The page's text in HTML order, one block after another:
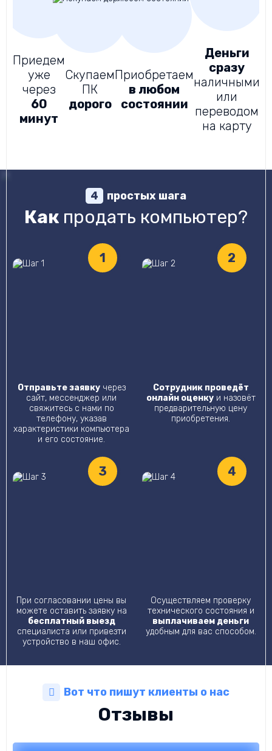
Приедем
уже
через
60
минут
Скупаем
ПК
дорого
Приобретаем
в любом
состоянии
Деньги
сразу
наличными
или
переводом
на карту
4 простых шага
Как продать компьютер?
1
Отправьте заявкучерез
сайт, мессенджер или
свяжитесь с нами по
телефону, указав
характеристики компьютера
и его состояние.
2
Сотрудник проведёт
онлайн оценкуи назовёт
предварительную цену
приобретения.
3
При согласовании цены вы
можете оставить заявку на
бесплатный выезд
специалиста или привезти
устройство в наш офис.
4
Осуществляем проверку
технического состояния и
выплачиваем деньги
удобным для вас способом.
Вот что пишут клиенты о нас
Отзывы